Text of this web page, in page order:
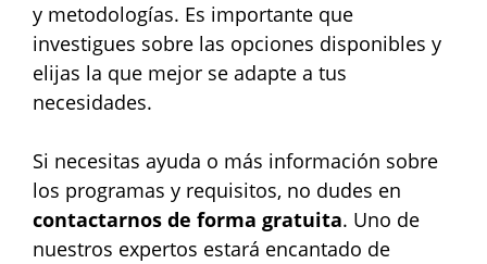
y metodologías. Es importante que
investigues sobre las opciones disponibles y
elijas la que mejor se adapte a tus
necesidades.
Si necesitas ayuda o más información sobre
los programas y requisitos, no dudes en
contactarnos de forma gratuita. Uno de
nuestros expertos estará encantado de